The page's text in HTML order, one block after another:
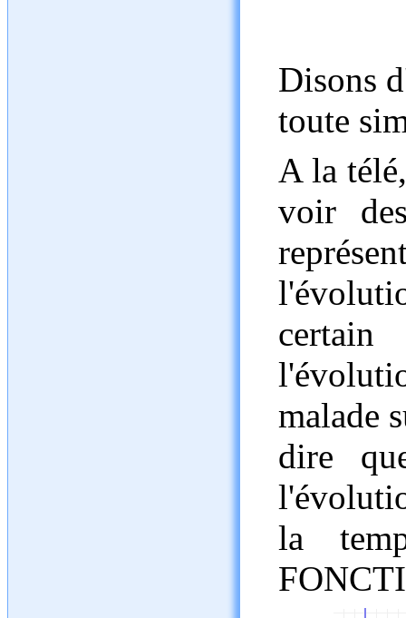
Disons
toute
A la
voir
malade
dire
la